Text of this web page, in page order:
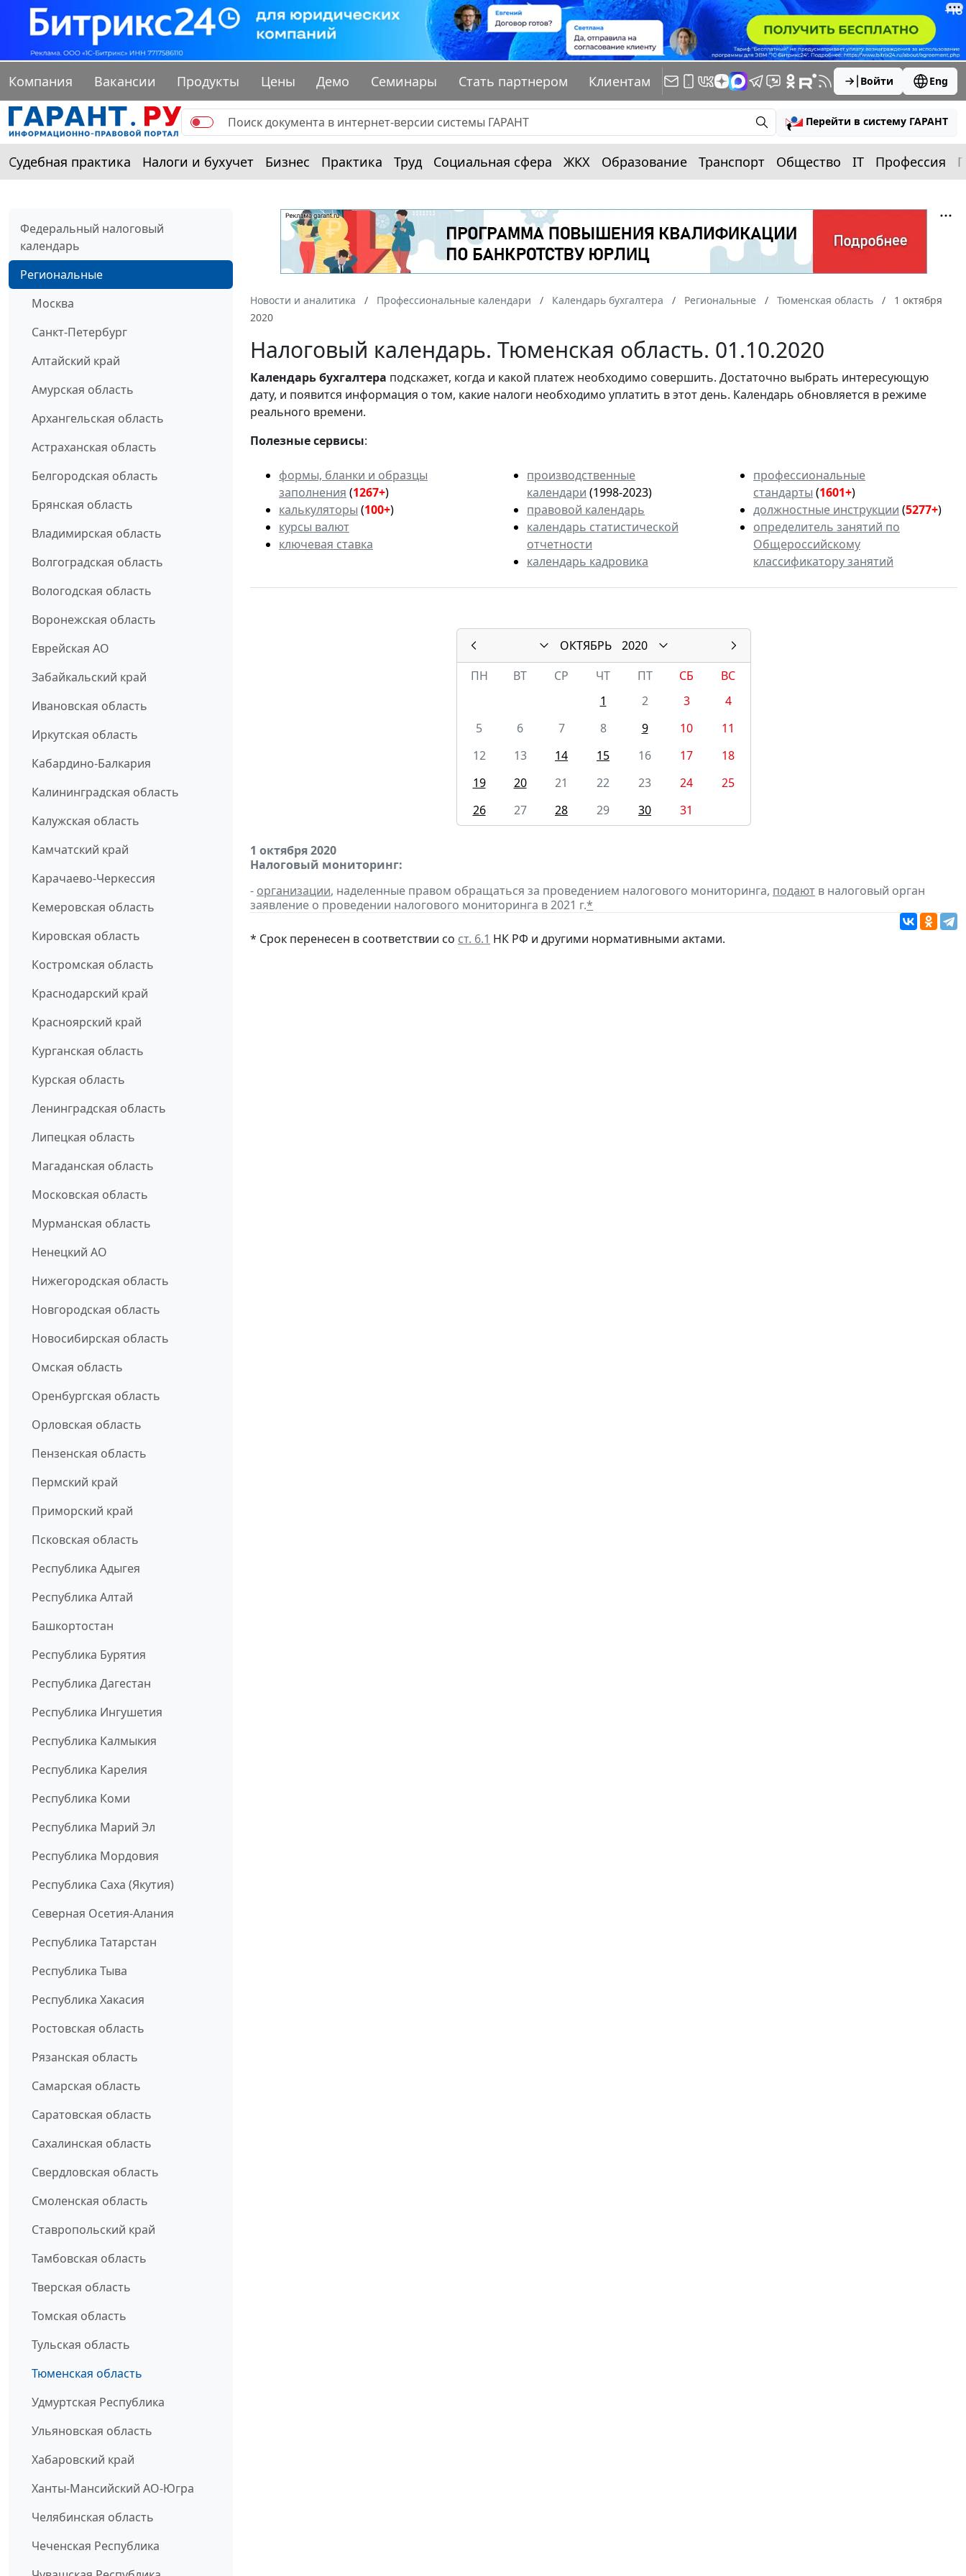
Компания Вакансии Продукты Цены Демо Семинары Стать партнером Клиентам Войти Eng
Перейти в систему ГАРАНТ
Судебная практика Налоги и бухучет Бизнес Практика Труд Социальная сфера ЖКХ Образование Транспорт Общество IT Профессия
Федеральный налоговый
календарь
Региональные
Москва
Санкт-Петербург
Алтайский край
Амурская область
Архангельская область
Астраханская область
Белгородская область
Брянская область
Владимирская область
Волгоградская область
Вологодская область
Воронежская область
Еврейская АО
Забайкальский край
Ивановская область
Иркутская область
Кабардино-Балкария
Калининградская область
Калужская область
Камчатский край
Карачаево-Черкессия
Кемеровская область
Кировская область
Костромская область
Краснодарский край
Красноярский край
Курганская область
Курская область
Ленинградская область
Липецкая область
Магаданская область
Московская область
Мурманская область
Ненецкий АО
Нижегородская область
Новгородская область
Новосибирская область
Омская область
Оренбургская область
Орловская область
Пензенская область
Пермский край
Приморский край
Псковская область
Республика Адыгея
Республика Алтай
Башкортостан
Республика Бурятия
Республика Дагестан
Республика Ингушетия
Республика Калмыкия
Республика Карелия
Республика Коми
Республика Марий Эл
Республика Мордовия
Республика Саха (Якутия)
Северная Осетия-Алания
Республика Татарстан
Республика Тыва
Республика Хакасия
Ростовская область
Рязанская область
Самарская область
Саратовская область
Сахалинская область
Свердловская область
Смоленская область
Ставропольский край
Тамбовская область
Тверская область
Томская область
Тульская область
Тюменская область
Удмуртская Республика
Ульяновская область
Хабаровский край
Ханты-Мансийский АО-Югра
Челябинская область
Чеченская Республика
Новости и аналитика Профессиональные календари Календарь бухгалтера Региональные Тюменская область
1 октября
2020
Налоговый календарь. Тюменская область. 01.10.2020
Календарьбухгалтера подскажет, когда и какой платеж необходимо совершить. Достаточно выбрать интересующую
дату, и появится информация о том, какие налоги необходимо уплатить в этот день. Календарь обновляется в режиме
реального времени.
Полезные сервисы:
формы, бланки и образцы
заполнения (1267+)
калькуляторы (100+)
курсы валют
ключевая ставка
производственные
календари (1998-2023)
правовой календарь
календарь статистической
отчетности
календарь кадровика
профессиональные
стандарты (1601+)
должностные инструкции (5277+)
определитель занятий по
Общероссийскому
классификатору занятий
ОКТЯБРЬ
2020
ПН
ВТ СР ЧТ ПТ СБ
ВС
1
2 3
4
5
6 7 8 9 10
11
12
13 14 15 16 17
18
19
20 21 22 23 24
25
26
27 28 29 30 31
1 октября 2020
Налоговый мониторинг:
- организации, наделенные правом обращаться за проведением налогового мониторинга, подают в налоговый орган
заявление о проведении налогового мониторинга в 2021 г.*
* Срок перенесен в соответствии со ст. 6.1 НК РФ и другими нормативными актами.